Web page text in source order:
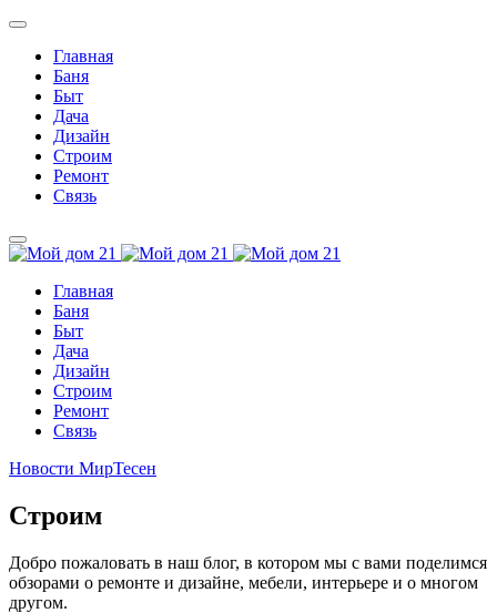
Главная
Баня
Быт
Дача
Дизайн
Строим
Ремонт
Связь
Главная
Баня
Быт
Дача
Дизайн
Строим
Ремонт
Связь
Новости МирТесен
Строим
Добро пожаловать в наш блог, в котором мы с вами поделимся
обзорами о ремонте и дизайне, мебели, интерьере и о многом
другом.